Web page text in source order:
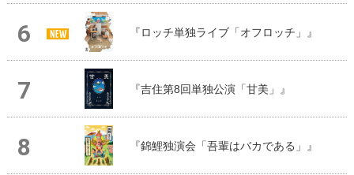
『ロッチ単独ライブ「オフロッチ」』
『吉住第8回単独公演「甘美」』
『錦鯉独演会「吾輩はバカである」』